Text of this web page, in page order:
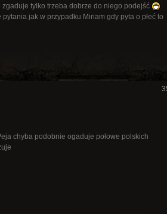
tylko trzeba dobrze do niego podejść
jak w przypadku Miriam gdy pyta o płeć to
chyba podobnie ogaduje połowe polskich